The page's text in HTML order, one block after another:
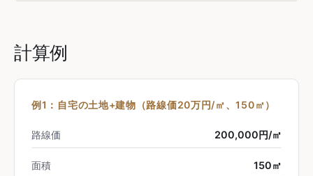
計算例
例1：自宅の土地+建物（路線価20万円/㎡、150㎡）
路線価 200,000円/㎡
面積 150㎡